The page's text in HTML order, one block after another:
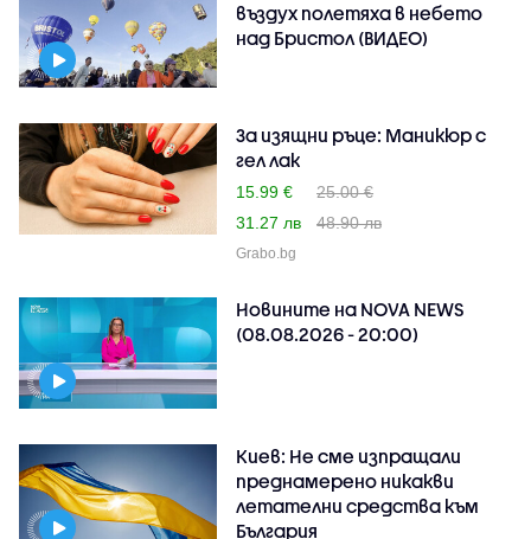
въздух полетяха в небето
над Бристол (ВИДЕО)
За изящни ръце: Маникюр с
гел лак
15.99 €
25.00 €
31.27 лв
48.90 лв
Grabo.bg
Новините на NOVA NEWS
(08.08.2026 - 20:00)
Киев: Не сме изпращали
преднамерено никакви
летателни средства към
България